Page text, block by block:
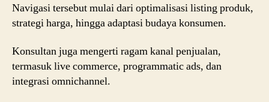
Navigasi tersebut mulai dari optimalisasi listing produk,
strategi harga, hingga adaptasi budaya konsumen.
Konsultan juga mengerti ragam kanal penjualan,
termasuk live commerce, programmatic ads, dan
integrasi omnichannel.